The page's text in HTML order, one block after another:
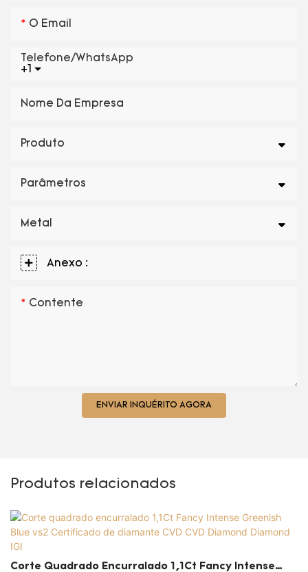
O Email
+1
Telefone/WhatsApp
Nome Da Empresa
Produto
Parâmetros
Metal
Anexo :
Contente
ENVIAR INQUÉRITO AGORA
Produtos relacionados
Corte Quadrado Encurralado 1,1Ct Fancy Intense